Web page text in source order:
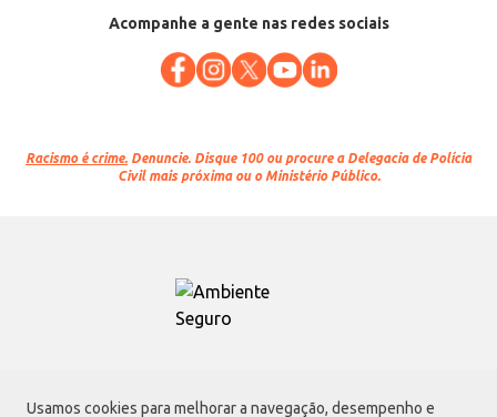
Usamos cookies para melhorar a navegação, desempenho e
Acompanhe a gente nas redes sociais
Racismo é crime. Denuncie. Disque 100 ou procure a Delegacia de Polícia
Civil mais próxima ou o Ministério Público.
Atacadão S.A.